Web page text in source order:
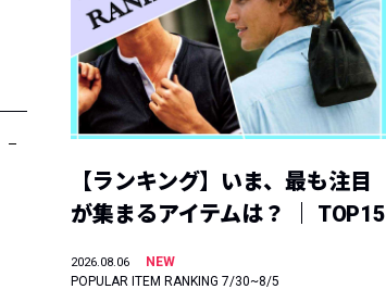
【ランキング】いま、最も注目
が集まるアイテムは？ ｜ TOP15
2026.08.06
NEW
POPULAR ITEM RANKING 7/30~8/5